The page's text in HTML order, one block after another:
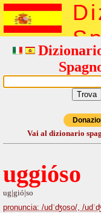
Vai al dizionario
uggióso
ug|gió|so
pronuncia: /udˈʤoso/, /